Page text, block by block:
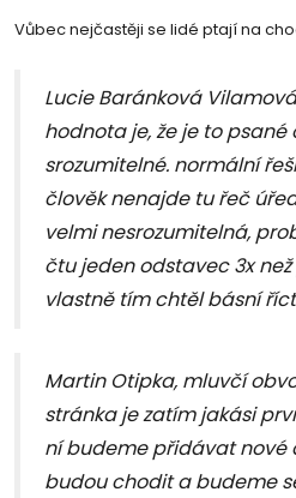
Vůbec nejčastěji se lidé ptají na
Lucie Baránková
hodnota je, že je to
srozumitelné. normální
člověk nenajde tu řeč
velmi nesrozumitelná,
čtu jeden odstavec 3x
vlastně tím chtěl básní
Martin Otipka, mluvčí
stránka je zatím jakási
ní budeme přidávat nové
budou chodit a budeme